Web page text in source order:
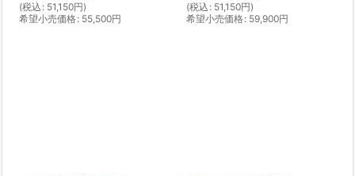
(税込 : 51,150円)
希望小売価格: 55,500円
(税込 : 51,150円)
希望小売価格: 59,900円